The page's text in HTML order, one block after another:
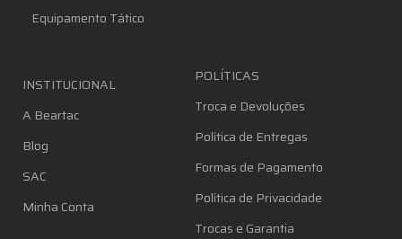
Equipamento Tático
INSTITUCIONAL
A Beartac
Blog
SAC
Minha Conta
POLÍTICAS
Troca e Devoluções
Política de Entregas
Formas de Pagamento
Política de Privacidade
Trocas e Garantia